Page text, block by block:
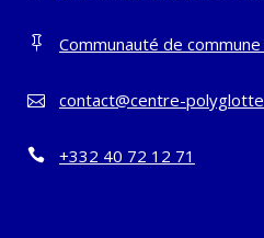
Communauté de
contact@centre-
+332 40 72 12 71